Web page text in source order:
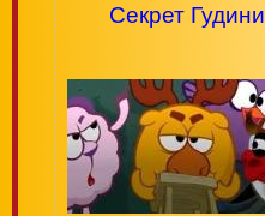
Секрет Гудини